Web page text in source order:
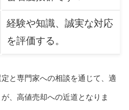
経験や知識、誠実な対応
を評価する。
と専門家への相談を通じて、適
、高値売却への近道となりま